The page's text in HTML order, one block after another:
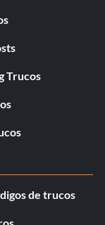
Trucos
de trucos